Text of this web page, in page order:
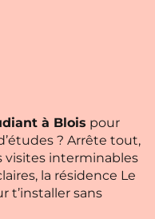
d'Ascq
à Blois pour
? Arrête tout,
visites interminables
la résidence Le
t’installer sans